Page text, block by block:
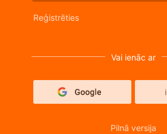
Reģistrēties
Vai ienāc ar
Pilnā versija